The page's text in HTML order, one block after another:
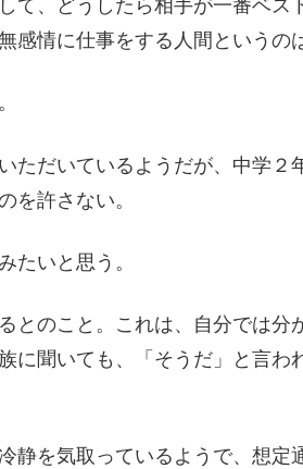
て、どうしたら相手が一番ベ
感情に仕事をする人間というの
ただいているようだが、中学２
を許さない。
たいと思う。
とのこと。これは、自分では分
に聞いても、「そうだ」と言
静を気取っているようで、想定